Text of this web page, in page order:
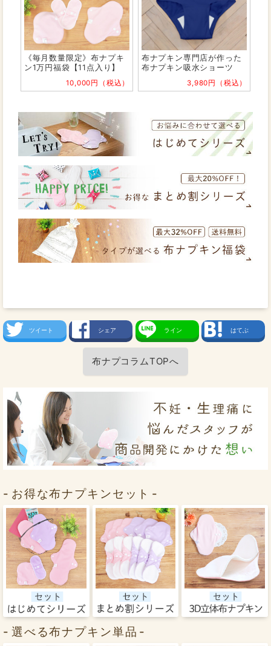
《毎月数量限定》布ナプキ
ン1万円福袋【11点入り】
10,000円（税込）
布ナプキン専門店が作った
布ナプキン吸水ショーツ
3,980円（税込）
ツイート シェア ライン はてぶ
布ナプコラムTOPへ
お得な布ナプキンセット
選べる布ナプキン単品